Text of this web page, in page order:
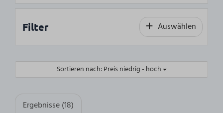
Filter Auswählen
Sortieren nach: Preis niedrig - hoch
Ergebnisse (18)